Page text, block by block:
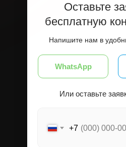
Оставьте
бесплатную
Напишите нам в
Или оставьте
WhatsApp
+7